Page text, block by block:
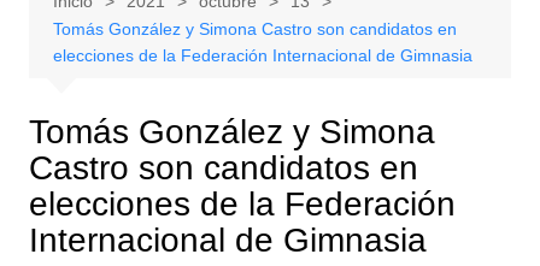
Tomás González y Simona Castro son candidatos en
elecciones de la Federación Internacional de Gimnasia
Tomás González y Simona
Castro son candidatos en
elecciones de la Federación
Internacional de Gimnasia